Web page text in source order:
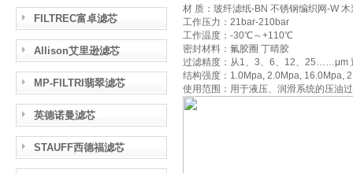
FILTREC富卓滤芯
Allison艾里逊滤芯
MP-FILTRI翡翠滤芯
英德诺曼滤芯
STAUFF西德福滤芯
材 质：玻纤滤纸-BN 不锈钢编织网-W
工作压力：21bar-210bar
工作温度：-30℃～+110℃
密封材料：氟胶圈 丁晴胶
过滤精度：从1、3、6、12、25……μm
结构强度：1.0Mpa, 2.0Mpa, 16.0Mpa,
使用范围：用于液压、润滑系统的压油